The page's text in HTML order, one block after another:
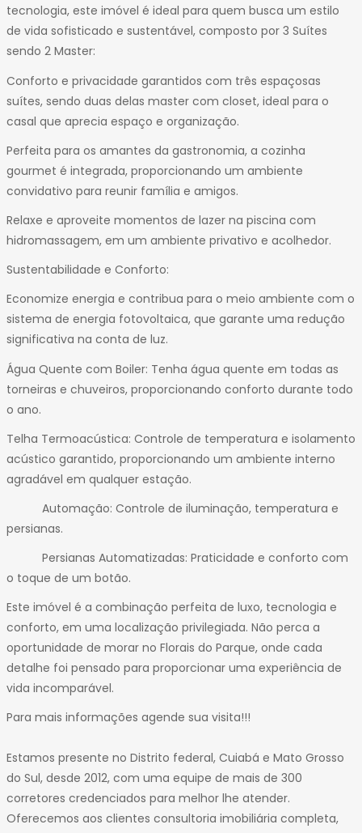
tecnologia, este imóvel é ideal para quem busca um estilo
de vida sofisticado e sustentável, composto por 3 Suítes
sendo 2 Master:
Conforto e privacidade garantidos com três espaçosas
suítes, sendo duas delas master com closet, ideal para o
casal que aprecia espaço e organização.
Perfeita para os amantes da gastronomia, a cozinha
gourmet é integrada, proporcionando um ambiente
convidativo para reunir família e amigos.
Relaxe e aproveite momentos de lazer na piscina com
hidromassagem, em um ambiente privativo e acolhedor.
Sustentabilidade e Conforto:
Economize energia e contribua para o meio ambiente com o
sistema de energia fotovoltaica, que garante uma redução
significativa na conta de luz.
Água Quente com Boiler: Tenha água quente em todas as
torneiras e chuveiros, proporcionando conforto durante todo
o ano.
Telha Termoacústica: Controle de temperatura e isolamento
acústico garantido, proporcionando um ambiente interno
agradável em qualquer estação.
Automação: Controle de iluminação, temperatura e
persianas.
Persianas Automatizadas: Praticidade e conforto com
o toque de um botão.
Este imóvel é a combinação perfeita de luxo, tecnologia e
conforto, em uma localização privilegiada. Não perca a
oportunidade de morar no Florais do Parque, onde cada
detalhe foi pensado para proporcionar uma experiência de
vida incomparável.
Para mais informações agende sua visita!!!
Estamos presente no Distrito federal, Cuiabá e Mato Grosso
do Sul, desde 2012, com uma equipe de mais de 300
corretores credenciados para melhor lhe atender.
Oferecemos aos clientes consultoria imobiliária completa,